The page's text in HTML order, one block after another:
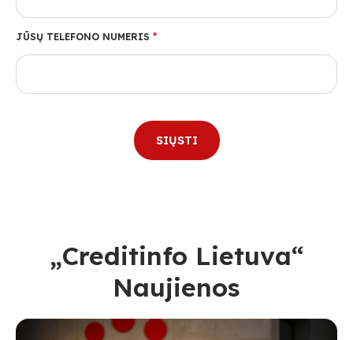
JŪSŲ TELEFONO NUMERIS *
„Creditinfo Lietuva“
Naujienos